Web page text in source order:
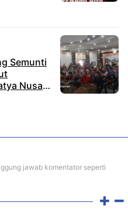
Semunti
Nusa
jawab komentator seperti